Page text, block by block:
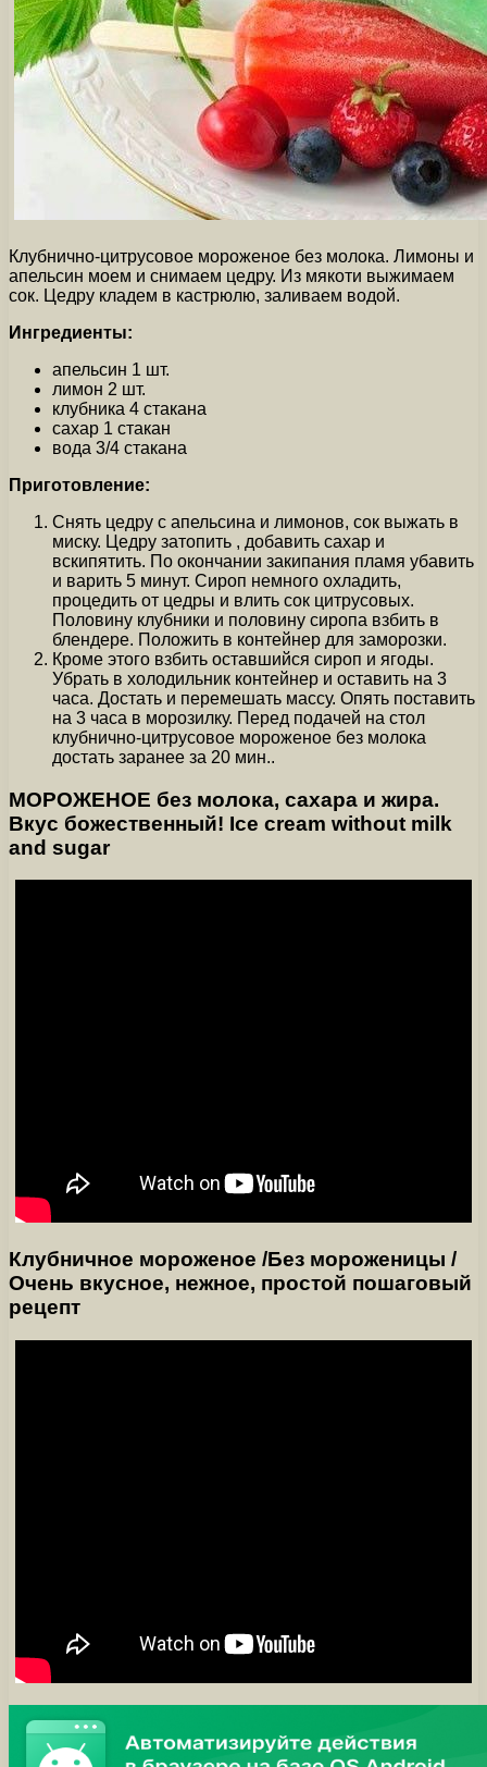
Клубнично-цитрусовое мороженое без молока. Лимоны и
апельсин моем и снимаем цедру. Из мякоти выжимаем
сок. Цедру кладем в кастрюлю, заливаем водой.
Ингредиенты:
апельсин 1 шт.
лимон 2 шт.
клубника 4 стакана
сахар 1 стакан
вода 3/4 стакана
Приготовление:
Снять цедру с апельсина и лимонов, сок выжать в
миску. Цедру затопить , добавить сахар и
вскипятить. По окончании закипания пламя убавить
и варить 5 минут. Сироп немного охладить,
процедить от цедры и влить сок цитрусовых.
Половину клубники и половину сиропа взбить в
блендере. Положить в контейнер для заморозки.
Кроме этого взбить оставшийся сироп и ягоды.
Убрать в холодильник контейнер и оставить на 3
часа. Достать и перемешать массу. Опять поставить
на 3 часа в морозилку. Перед подачей на стол
клубнично-цитрусовое мороженое без молока
достать заранее за 20 мин..
МОРОЖЕНОЕ без молока, сахара и жира.
Вкус божественный! Ice cream without milk
and sugar
Клубничное мороженое /Без мороженицы /
Очень вкусное, нежное, простой пошаговый
рецепт